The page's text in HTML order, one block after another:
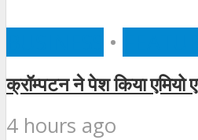
•
क्रॉम्पटन ने पेश किया एमियो
4 hours ago